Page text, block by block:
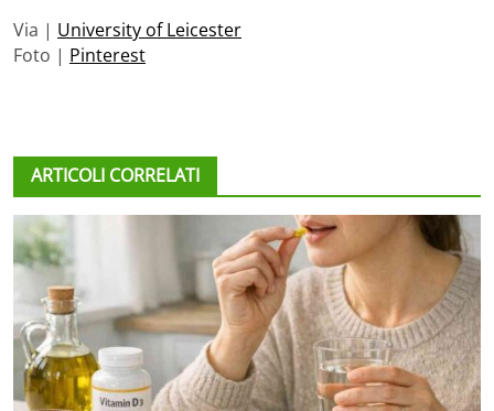
Via | University of Leicester
Foto | Pinterest
ARTICOLI CORRELATI